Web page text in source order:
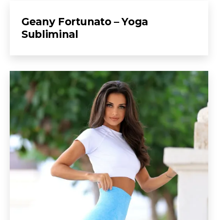
Geany Fortunato – Yoga
Subliminal